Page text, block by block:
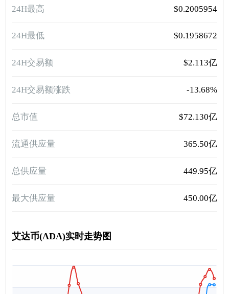
24H最高 $0.2005954
24H最低 $0.1958672
24H交易额 $2.113亿
24H交易额涨跌 -13.68%
总市值 $72.130亿
流通供应量 365.50亿
总供应量 449.95亿
最大供应量 450.00亿
艾达币(ADA)实时走势图